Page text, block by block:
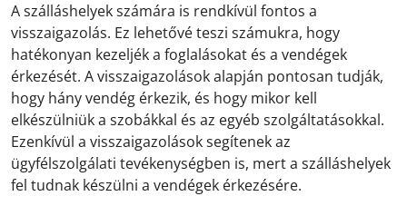
A szálláshelyek számára is rendkívül fontos a
visszaigazolás. Ez lehetővé teszi számukra, hogy
hatékonyan kezeljék a foglalásokat és a vendégek
érkezését. A visszaigazolások alapján pontosan tudják,
hogy hány vendég érkezik, és hogy mikor kell
elkészülniük a szobákkal és az egyéb szolgáltatásokkal.
Ezenkívül a visszaigazolások segítenek az
ügyfélszolgálati tevékenységben is, mert a szálláshelyek
fel tudnak készülni a vendégek érkezésére.